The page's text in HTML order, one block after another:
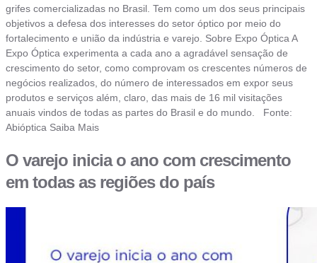
grifes comercializadas no Brasil. Tem como um dos seus principais
objetivos a defesa dos interesses do setor óptico por meio do
fortalecimento e união da indústria e varejo. Sobre Expo Óptica A
Expo Óptica experimenta a cada ano a agradável sensação de
crescimento do setor, como comprovam os crescentes números de
negócios realizados, do número de interessados em expor seus
produtos e serviços além, claro, das mais de 16 mil visitações
anuais vindos de todas as partes do Brasil e do mundo. Fonte:
Abióptica Saiba Mais
O varejo inicia o ano com crescimento
em todas as regiões do país